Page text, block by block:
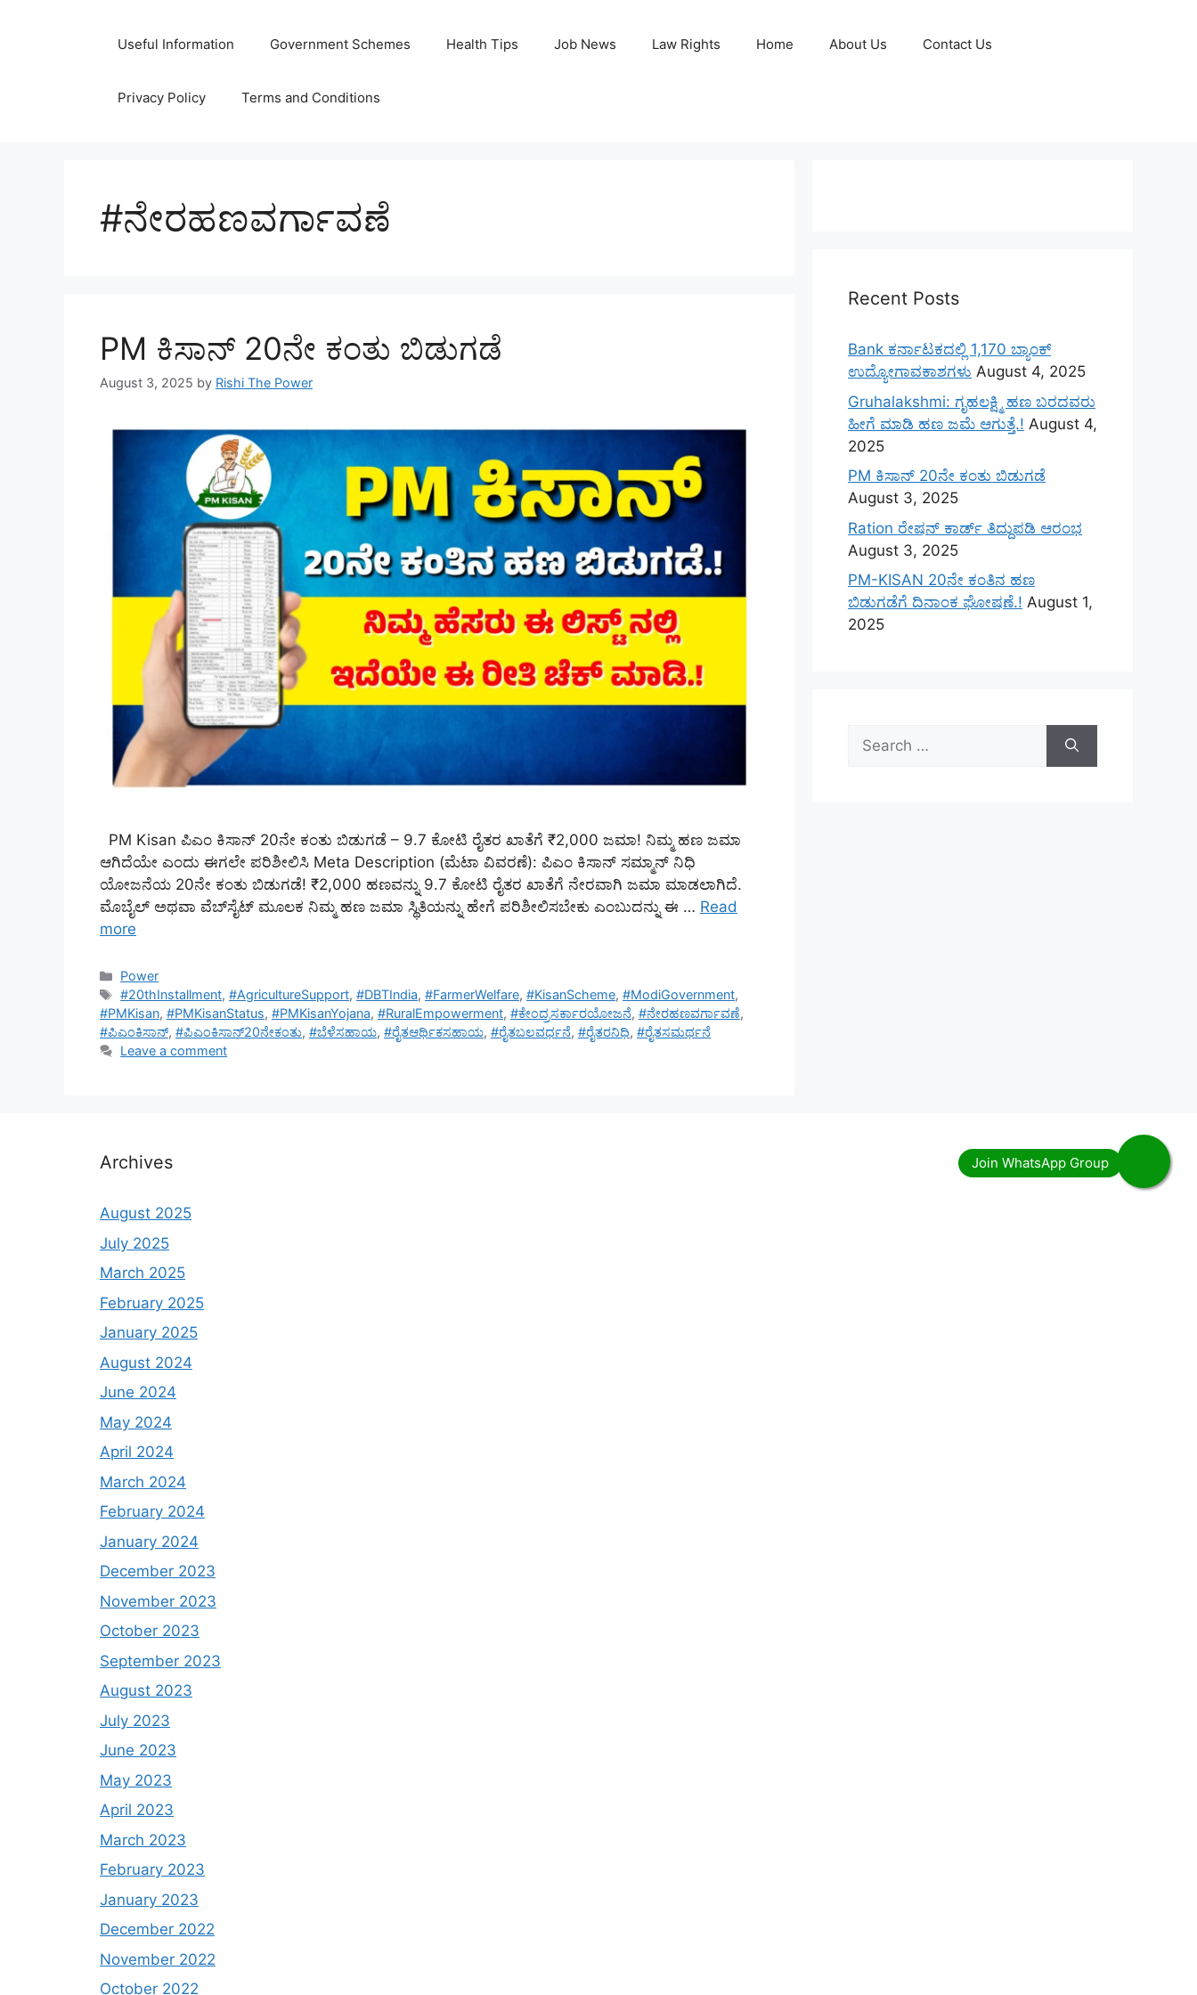
Useful Information Government Schemes Health Tips Job News Law Rights Home About Us Contact Us
Privacy Policy Terms and Conditions
#ನೇರಹಣವರ್ಗಾವಣೆ
PM ಕಿಸಾನ್ 20ನೇ ಕಂತು ಬಿಡುಗಡೆ
August 3, 2025 by Rishi The Power
PM Kisan ಪಿಎಂ ಕಿಸಾನ್ 20ನೇ ಕಂತು ಬಿಡುಗಡೆ – 9.7 ಕೋಟಿ ರೈತರ ಖಾತೆಗೆ ₹2,000 ಜಮಾ! ನಿಮ್ಮ ಹಣ ಜಮಾ
ಆಗಿದೆಯೇ ಎಂದು ಈಗಲೇ ಪರಿಶೀಲಿಸಿ Meta Description (ಮೆಟಾ ವಿವರಣೆ): ಪಿಎಂ ಕಿಸಾನ್ ಸಮ್ಮಾನ್ ನಿಧಿ
ಯೋಜನೆಯ 20ನೇ ಕಂತು ಬಿಡುಗಡೆ! ₹2,000 ಹಣವನ್ನು 9.7 ಕೋಟಿ ರೈತರ ಖಾತೆಗೆ ನೇರವಾಗಿ ಜಮಾ ಮಾಡಲಾಗಿದೆ.
ಮೊಬೈಲ್ ಅಥವಾ ವೆಬ್‌ಸೈಟ್ ಮೂಲಕ ನಿಮ್ಮ ಹಣ ಜಮಾ ಸ್ಥಿತಿಯನ್ನು ಹೇಗೆ ಪರಿಶೀಲಿಸಬೇಕು ಎಂಬುದನ್ನು ಈ … Read
more
Categories
Power
Tags
#20thInstallment,#AgricultureSupport,#DBTIndia,#FarmerWelfare,#KisanScheme,#ModiGovernment,
#PMKisan, #PMKisanStatus, #PMKisanYojana, #RuralEmpowerment, #ಕೇಂದ್ರಸರ್ಕಾರಯೋಜನೆ, #ನೇರಹಣವರ್ಗಾವಣೆ,
#ಪಿಎಂಕಿಸಾನ್, #ಪಿಎಂಕಿಸಾನ್20ನೇಕಂತು, #ಬೆಳೆಸಹಾಯ, #ರೈತಆರ್ಥಿಕಸಹಾಯ, #ರೈತಬಲವರ್ಧನೆ, #ರೈತರನಿಧಿ, #ರೈತಸಮರ್ಥನೆ
Leave a comment
Recent Posts
Bank ಕರ್ನಾಟಕದಲ್ಲಿ 1,170 ಬ್ಯಾಂಕ್
ಉದ್ಯೋಗಾವಕಾಶಗಳು August 4, 2025
Gruhalakshmi: ಗೃಹಲಕ್ಷ್ಮಿ ಹಣ ಬರದವರು
ಹೀಗೆ ಮಾಡಿ ಹಣ ಜಮೆ‌ ಆಗುತ್ತೆ.! August 4,
2025
PM ಕಿಸಾನ್ 20ನೇ ಕಂತು ಬಿಡುಗಡೆ
August 3, 2025
Ration ರೇಷನ್ ಕಾರ್ಡ್ ತಿದ್ದುಪಡಿ ಆರಂಭ
August 3, 2025
PM-KISAN 20ನೇ ಕಂತಿನ ಹಣ
ಬಿಡುಗಡೆಗೆ ದಿನಾಂಕ ಘೋಷಣೆ.! August 1,
2025
Search
for:
Archives
August 2025
July 2025
March 2025
February 2025
January 2025
August 2024
June 2024
May 2024
April 2024
March 2024
February 2024
January 2024
December 2023
November 2023
October 2023
September 2023
August 2023
July 2023
June 2023
May 2023
April 2023
March 2023
February 2023
January 2023
December 2022
November 2022
October 2022